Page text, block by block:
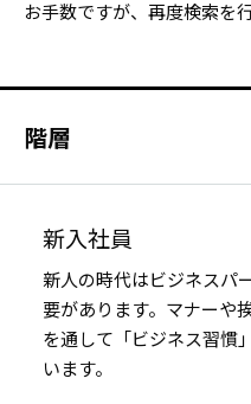
お手数ですが、再度検索を
階層
新入社員
新人の時代はビジネスパ
要があります。マナーや
を通して「ビジネス習慣
います。